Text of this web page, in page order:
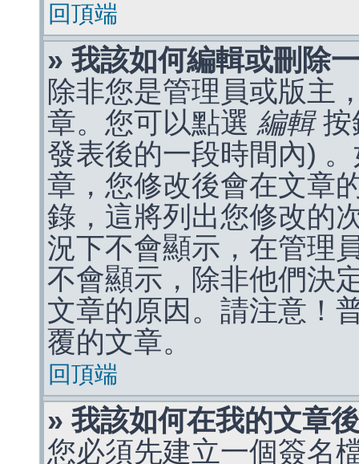
回頂端
» 我該如何編輯或刪除
除非您是管理員或版主
章。您可以點選 編輯按
發表後的一段時間內)
章，您修改後會在文章
錄，這將列出您修改的
況下不會顯示，在管理
不會顯示，除非他們決
文章的原因。請注意！
覆的文章。
回頂端
» 我該如何在我的文章
您必須先建立一個簽名